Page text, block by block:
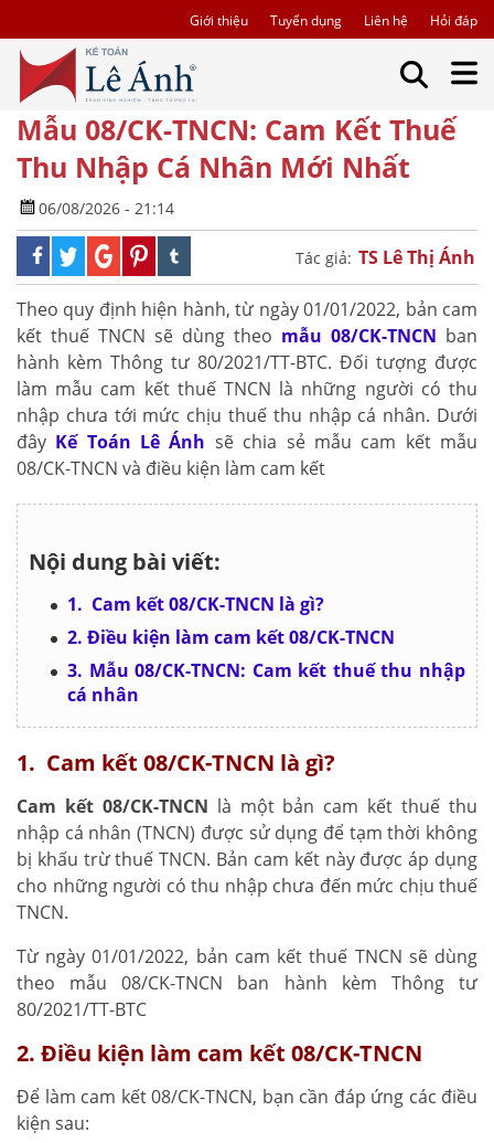
Giới thiệu Tuyển dụng Liên hệ Hỏi đáp
Mẫu 08/CK-TNCN: Cam Kết Thuế
Thu Nhập Cá Nhân Mới Nhất
06/08/2026 - 21:14
Tác giả: TS Lê Thị Ánh
Theo quy định hiện hành, từ ngày 01/01/2022, bản cam
kết thuế TNCN sẽ dùng theo mẫu 08/CK-TNCN ban
hành kèm Thông tư 80/2021/TT-BTC. Đối tượng được
làm mẫu cam kết thuế TNCN là những người có thu
nhập chưa tới mức chịu thuế thu nhập cá nhân. Dưới
đây Kế Toán Lê Ánh sẽ chia sẻ mẫu cam kết mẫu
08/CK-TNCN và điều kiện làm cam kết
Nội dung bài viết:
1. Cam kết 08/CK-TNCN là gì?
2. Điều kiện làm cam kết 08/CK-TNCN
3. Mẫu 08/CK-TNCN: Cam kết thuế thu nhập
cá nhân
1. Cam kết 08/CK-TNCN là gì?
Cam kết 08/CK-TNCN là một bản cam kết thuế thu
nhập cá nhân (TNCN) được sử dụng để tạm thời không
bị khấu trừ thuế TNCN. Bản cam kết này được áp dụng
cho những người có thu nhập chưa đến mức chịu thuế
TNCN.
Từ ngày 01/01/2022, bản cam kết thuế TNCN sẽ dùng
theo mẫu 08/CK-TNCN ban hành kèm Thông tư
80/2021/TT-BTC
2. Điều kiện làm cam kết 08/CK-TNCN
Để làm cam kết 08/CK-TNCN, bạn cần đáp ứng các điều
kiện sau: